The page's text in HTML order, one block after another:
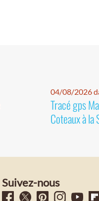
04/08/2026
Tracé gps
Coteaux à la
Suivez-nous